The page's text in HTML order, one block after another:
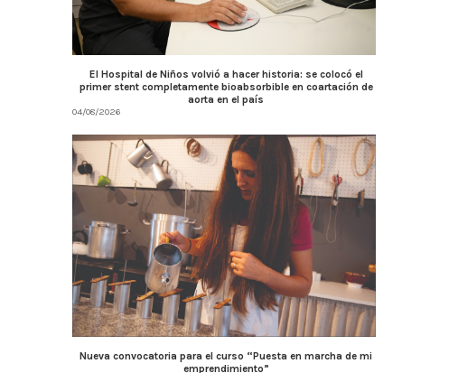
El Hospital de Niños volvió a hacer historia: se colocó el
primer stent completamente bioabsorbible en coartación de
aorta en el país
04/08/2026
Nueva convocatoria para el curso “Puesta en marcha de mi
emprendimiento”